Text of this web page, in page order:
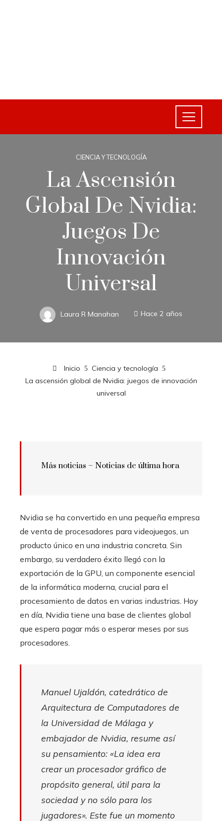
CIENCIA Y TECNOLOGÍA
La Ascensión
Global De Nvidia:
Juegos De
Innovación
Universal
Laura R Manahan Hace 2 años
Inicio
Ciencia y tecnología
La ascensión global de Nvidia: juegos de innovación
universal
Más noticias – Noticias de última hora
Nvidia se ha convertido en una pequeña empresa
de venta de procesadores para videojuegos, un
producto único en una industria concreta. Sin
embargo, su verdadero éxito llegó con la
exportación de la GPU, un componente esencial
de la informática moderna, crucial para el
procesamiento de datos en varias industrias. Hoy
en día, Nvidia tiene una base de clientes global
que espera pagar más o esperar meses por sus
procesadores.
Manuel Ujaldón, catedrático de
Arquitectura de Computadores de
la Universidad de Málaga y
embajador de Nvidia, resume así
su pensamiento: «La idea era
crear un procesador gráfico de
propósito general, útil para la
sociedad y no sólo para los
jugadores». Este fue un momento